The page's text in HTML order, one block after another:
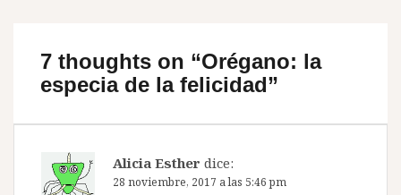
7 thoughts on “Orégano: la
especia de la felicidad”
Alicia Esther dice:
28 noviembre, 2017 a las 5:46 pm